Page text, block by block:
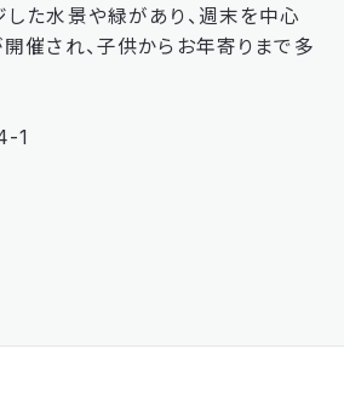
た水景や緑があり、週末を中心
催され、子供からお年寄りまで多
1